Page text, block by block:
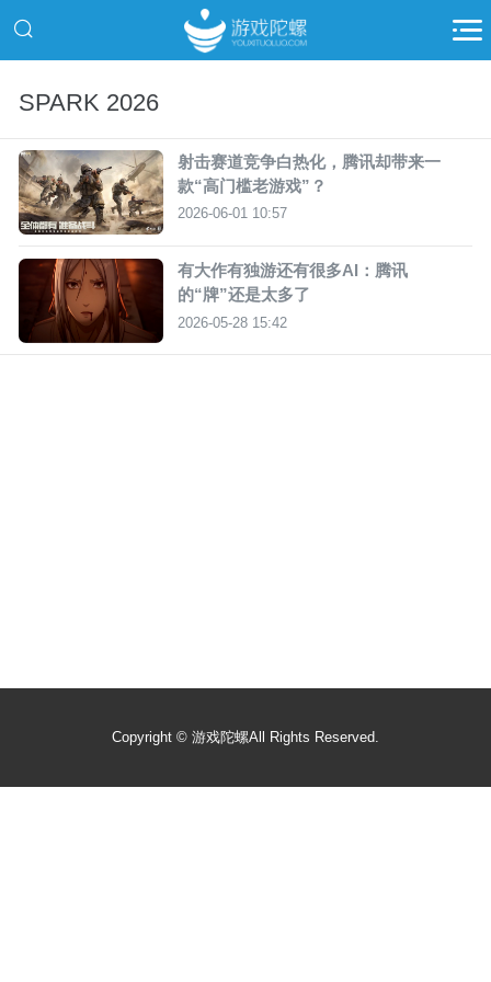
SPARK 2026
射击赛道竞争白热化，腾讯却带来一
款“高门槛老游戏”？
2026-06-01 10:57
有大作有独游还有很多AI：腾讯
的“牌”还是太多了
2026-05-28 15:42
Copyright © 游戏陀螺All Rights Reserved.